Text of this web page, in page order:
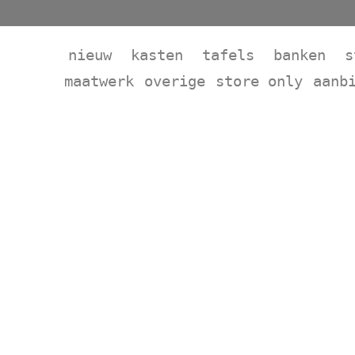
nieuw kasten tafels banken
maatwerk
overige store only